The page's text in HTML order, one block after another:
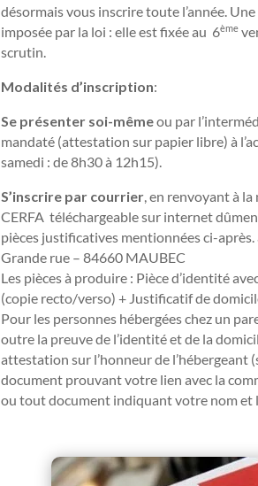
désormais vous inscrire toute l’année.
imposée par la loi : elle est fixée au 6ème
scrutin.
Modalités d’inscription:
Se présenter soi-mêmeou par
mandaté (attestation sur papier libre) à
samedi : de 8h30 à 12h15).
S’inscrire par courrier , en renvoyant à
CERFA téléchargeable sur internet
pièces justificatives mentionnées ci-après.
Grande rue – 84660 MAUBEC
Les pièces à produire : Pièce d’identité
(copie recto/verso) + Justificatif de
Pour les personnes hébergées chez un
outre la preuve de l’identité et de la
attestation sur l’honneur de l’hébergeant
document prouvant votre lien avec la
ou tout document indiquant votre nom et